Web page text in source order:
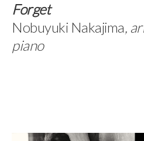
Forget
Nobuyuki Nakajima,
piano